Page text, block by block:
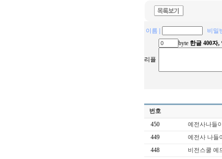
이름
비밀
byte 한글 400자
리플
번호
450
예전사나들
449
예전사 나들
448
비전스쿨 예